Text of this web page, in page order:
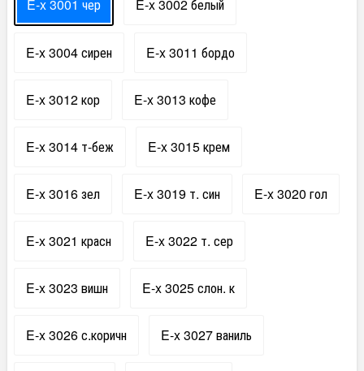
E-x 3001 чер E-x 3002 белый
E-x 3004 сирен E-x 3011 бордо
E-x 3012 кор E-x 3013 кофе
E-x 3014 т-беж E-x 3015 крем
E-x 3016 зел E-x 3019 т. син E-x 3020 гол
E-x 3021 красн E-x 3022 т. сер
E-x 3023 вишн E-x 3025 слон. к
E-x 3026 с.коричн E-x 3027 ваниль